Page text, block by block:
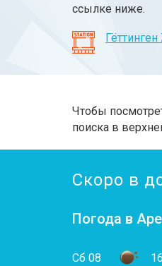
ссылке ниже.
Гёттинген
Чтобы
поиска в
Скоро в
Погода в
Сб 08